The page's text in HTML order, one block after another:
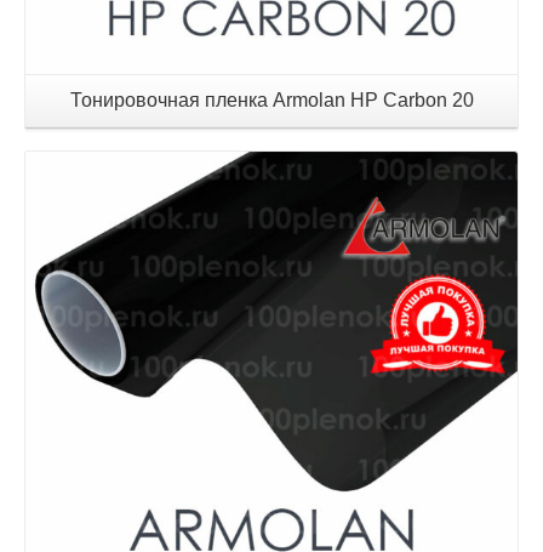
Тонировочная пленка Armolan HP Carbon 20
Детали